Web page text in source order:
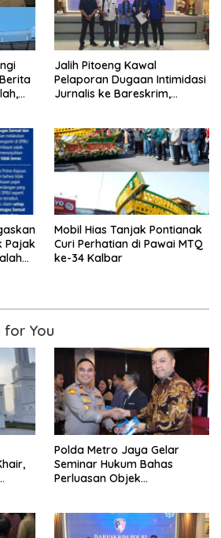
Jalih Pitoeng Kawal
Pelaporan Dugaan Intimidasi
Jurnalis ke Bareskrim,
Pajak
Mobil Hias Tanjak Pontianak
Curi Perhatian di Pawai MTQ
ke-34 Kalbar
for You
Polda Metro Jaya Gelar
Seminar Hukum Bahas
Perluasan Objek